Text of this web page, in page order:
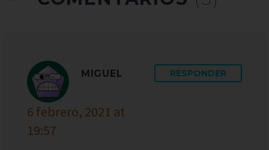
MIGUEL
6 febrero, 2021 at
19:57
RESPONDER